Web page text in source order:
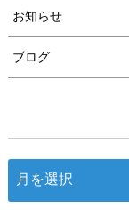
お知らせ
ブログ